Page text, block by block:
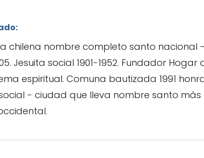
chilena nombre completo santo nacional
Jesuita social 1901-1952. Fundador Hogar
espiritual. Comuna bautizada 1991
- ciudad que lleva nombre santo más